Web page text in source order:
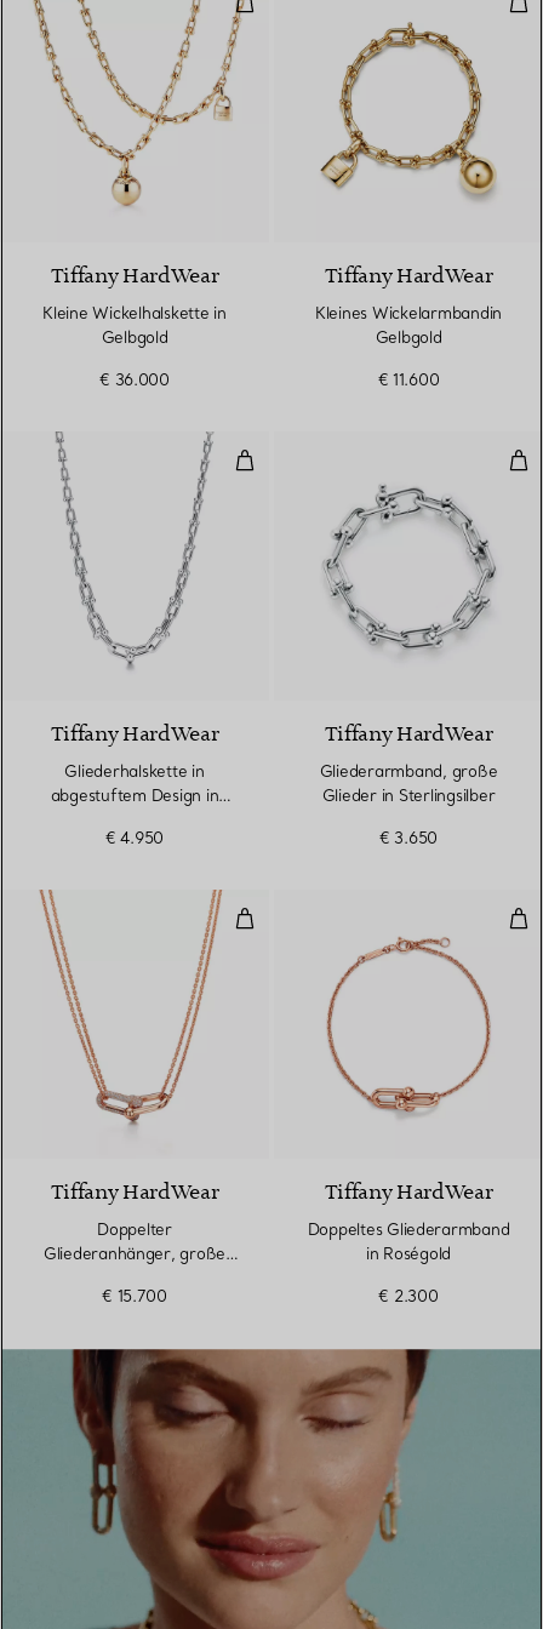
Tiffany HardWear
Kleine Wickelhalskette in
Gelbgold
€ 36.000
Tiffany HardWear
Kleines Wickelarmbandin
Gelbgold
€ 11.600
Gliederhalskette in abgestuftem
Tiffany HardWear
Gliederhalskette in
abgestuftem Design in
€ 4.950
Tiffany HardWear
Gliederarmband, große
Glieder in Sterlingsilber
€ 3.650
Doppelter Gliederanhänger,
3 Materialien
Tiffany HardWear
Doppelter
Gliederanhänger, große
Pavé-Diamanten
€ 15.700
Tiffany HardWear
Doppeltes Gliederarmband
in Roségold
€ 2.300